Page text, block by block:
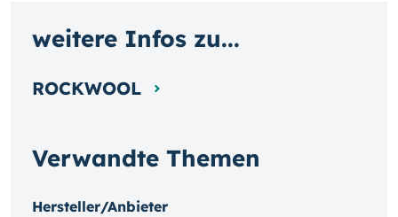
Verwandte Themen
Hersteller/Anbieter
weitere Infos zu...
ROCKWOOL